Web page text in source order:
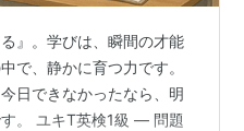
』。学びは、瞬間の才能
で、静かに育つ力です。
日できなかったなら、明
。 ユキT英検1級 ― 問題